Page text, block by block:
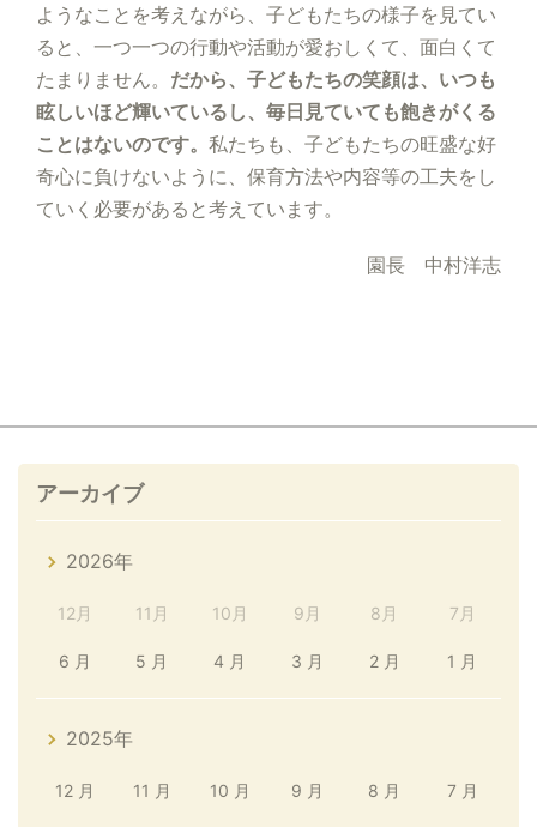
ようなことを考えながら、子どもたちの様子を見てい
ると、一つ一つの行動や活動が愛おしくて、面白くて
たまりません。 だから、子どもたちの笑顔は、いつも
眩しいほど輝いているし、毎日見ていても飽きがくる
ことはないのです。 私たちも、子どもたちの旺盛な好
奇心に負けないように、保育方法や内容等の工夫をし
ていく必要があると考えています。
園長 中村洋志
アーカイブ
2026年
12月 11月 10月 9月 8月 7月
6 月 5 月 4 月 3 月 2 月 1 月
2025年
12 月 11 月 10 月 9 月 8 月 7 月